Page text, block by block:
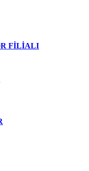
FİLİALI